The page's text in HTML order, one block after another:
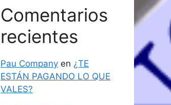
Comentarios
recientes
Pau Company en ¿TE
ESTÁN PAGANDO LO QUE
VALES?